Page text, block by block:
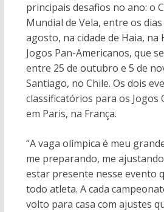
principais desafios no ano: o
Mundial de Vela, entre os dias
agosto, na cidade de Haia, na
Jogos Pan-Americanos, que
entre 25 de outubro e 5 de
Santiago, no Chile. Os dois
classificatórios para os Jogos
em Paris, na França.
“A vaga olímpica é meu
me preparando, me
estar presente nesse evento
todo atleta. A cada
volto para casa com ajustes